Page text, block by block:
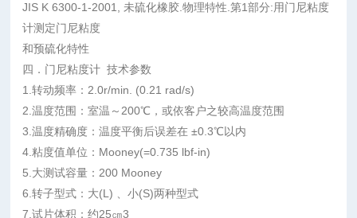
JIS K 6300-1-2001, 未硫化橡胶.物理特性.第1部分:用门尼粘度
计测定门尼粘度
和预硫化特性
四．门尼粘度计 技术参数
1.转动频率：2.0r/min. (0.21 rad/s)
2.温度范围：室温～200℃，或依客户之较高温度范围
3.温度精确度：温度平衡后误差在 ±0.3℃以内
4.粘度值单位：Mooney(=0.735 lbf-in)
5.大测试容量：200 Mooney
6.转子型式：大(L) 、小(S)两种型式
7.试片体积：约25㎝3